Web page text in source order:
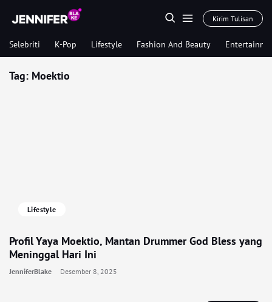
Kirim Tulisan
Selebriti K-Pop Lifestyle Fashion And Beauty
Tag: Moektio
Lifestyle
Profil Yaya Moektio, Mantan Drummer God Bless yang
Meninggal Hari Ini
JenniferBlake Desember 8, 2025